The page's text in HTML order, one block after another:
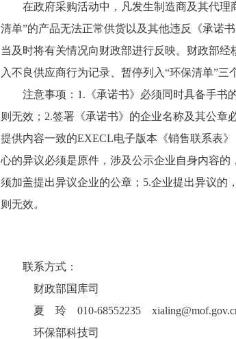
在政府采购活动中，凡发生制造商及其代理
清单”的产品无法正常供货以及其他违反《承诺
当及时将有关情况向财政部进行反映。财政部
入不良供应商行为记录、暂停列入“环保清单”三
注意事项：1.《承诺书》必须同时具备手书
则无效；2.签署《承诺书》的企业名称及其公章
提供内容一致的EXECL电子版本《销售联系表
心的异议必须是原件，涉及公示企业自身内容的
须加盖提出异议企业的公章；5.企业提出异议的
则无效。
联系方式：
财政部国库司
夏 玲 010-68552235
环保部科技司